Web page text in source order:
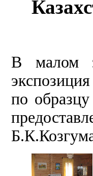
В малом
по